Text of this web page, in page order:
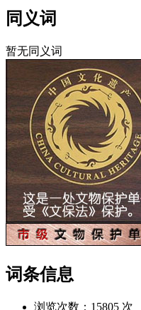
同义词
暂无同义词
词条信息
浏览次数： 15805 次